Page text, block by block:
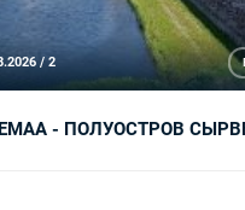
/ 2
- ПОЛУОСТРОВ